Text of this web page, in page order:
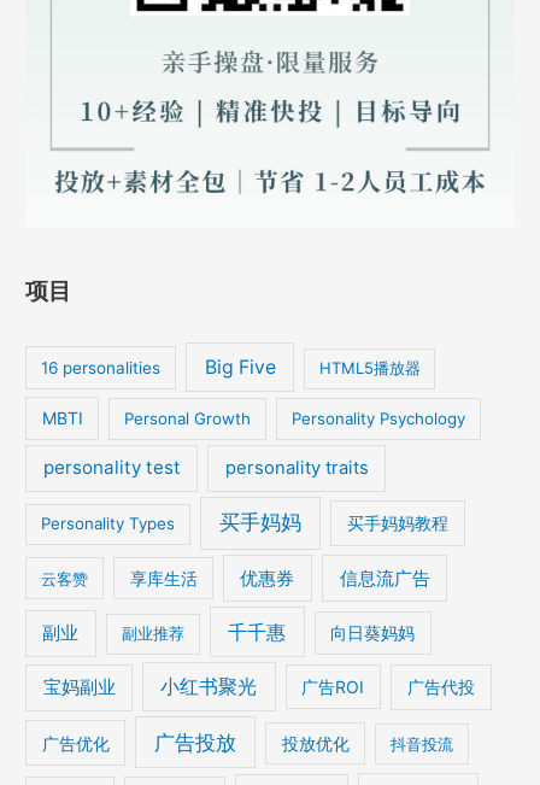
项目
16 personalities Big Five HTML5播放器
MBTI Personal Growth Personality Psychology
personality test personality traits
Personality Types 买手妈妈 买手妈妈教程
云客赞 享库生活 优惠券 信息流广告
副业 副业推荐 千千惠 向日葵妈妈
宝妈副业 小红书聚光 广告ROI 广告代投
广告优化 广告投放 投放优化 抖音投流